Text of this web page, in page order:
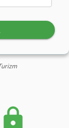
lock